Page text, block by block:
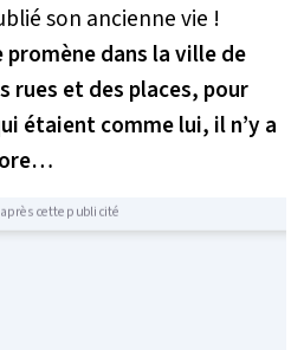
son ancienne vie !
promène dans la ville de
rues et des places, pour
étaient comme lui, il n’y a
cette publicité